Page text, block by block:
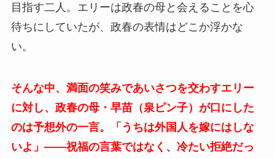
目指す二人。エリーは政春の母と会えることを心
待ちにしていたが、政春の表情はどこか浮かな
い。
そんな中、満面の笑みであいさつを交わすエリー
に対し、政春の母・早苗（泉ピン子）が口にした
のは予想外の一言。「うちは外国人を嫁にはしな
いよ」――祝福の言葉ではなく、冷たい拒絶だっ